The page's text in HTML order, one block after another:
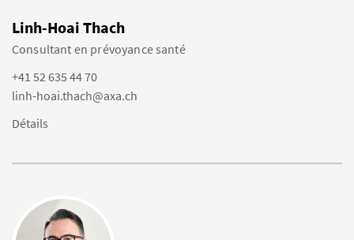
Linh-Hoai Thach
Consultant en prévoyance santé
+41 52 635 44 70
linh-hoai.thach@axa.ch
Détails